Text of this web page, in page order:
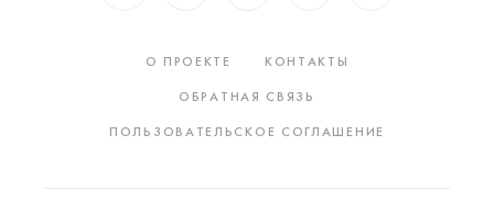
О ПРОЕКТЕ
КОНТАКТЫ
ОБРАТНАЯ СВЯЗЬ
ПОЛЬЗОВАТЕЛЬСКОЕ СОГЛАШЕНИЕ